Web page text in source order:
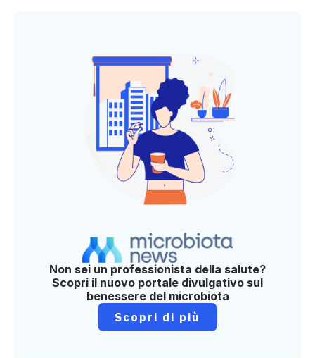
Non sei un professionista della salute?
Scopri il nuovo portale divulgativo sul
benessere del microbiota
Scopri di più